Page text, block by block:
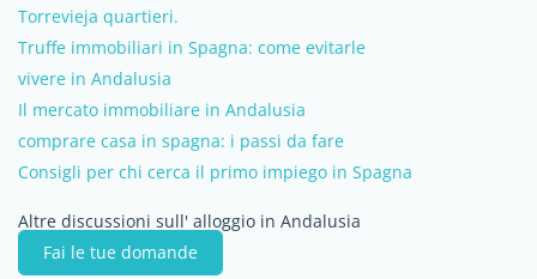
Torrevieja quartieri.
Truffe immobiliari in Spagna: come evitarle
vivere in Andalusia
Il mercato immobiliare in Andalusia
comprare casa in spagna: i passi da fare
Consigli per chi cerca il primo impiego in Spagna
Altre discussioni sull' alloggio in Andalusia
Fai le tue domande